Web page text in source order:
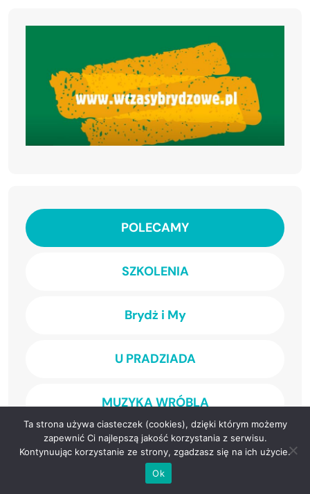
POLECAMY
SZKOLENIA
Brydż i My
U PRADZIADA
MUZYKA WRÓBLA
JUST BRIDGE
Ta strona używa ciasteczek (cookies), dzięki którym możemy
zapewnić Ci najlepszą jakość korzystania z serwisu.
Kontynuując korzystanie ze strony, zgadzasz się na ich użycie.
Ok